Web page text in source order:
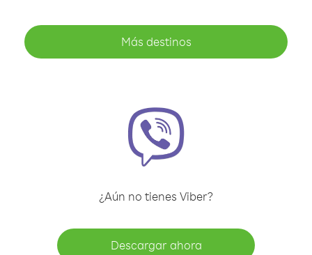
Más destinos
¿Aún no tienes Viber?
Descargar ahora